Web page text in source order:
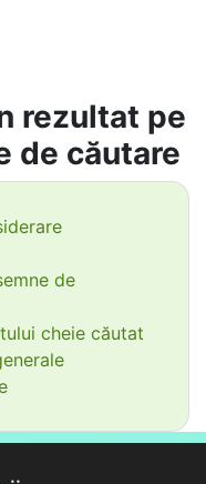
rezultat pe
de căutare
de
cheie căutat